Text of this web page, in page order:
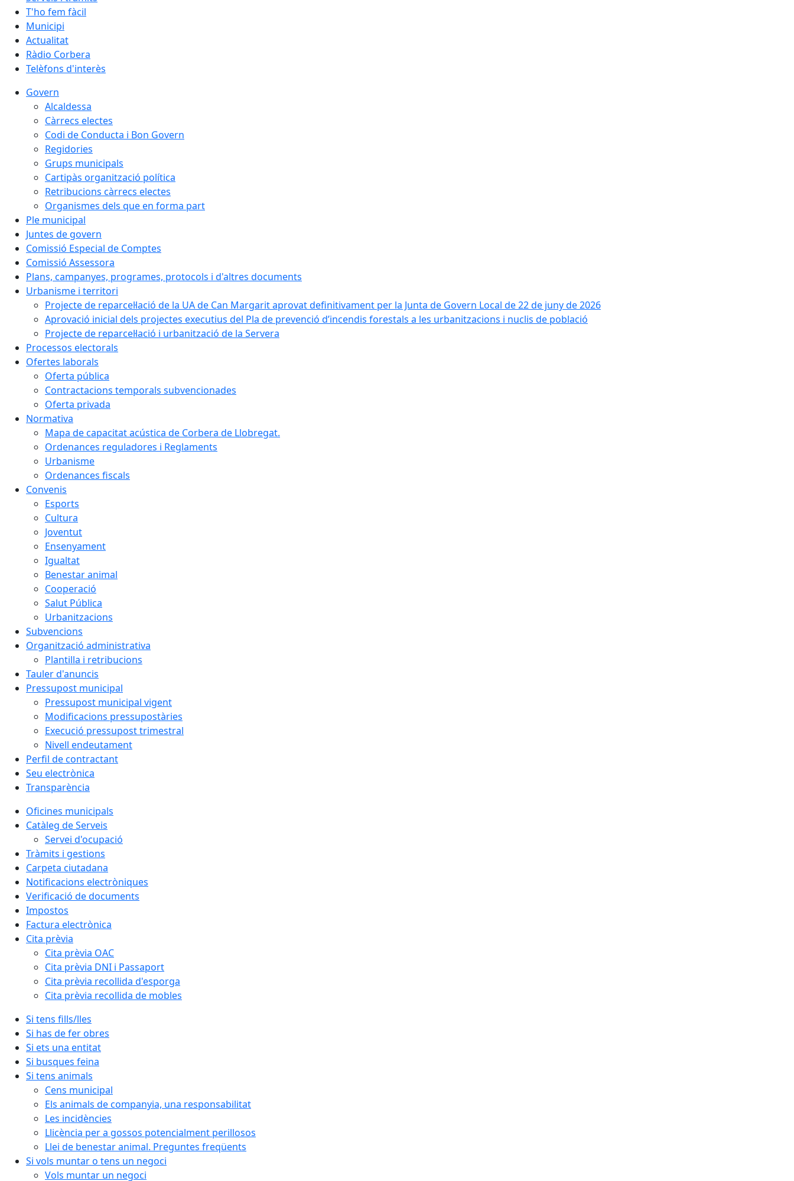
T'ho fem fàcil
Municipi
Actualitat
Ràdio Corbera
Telèfons d'interès
Govern
Alcaldessa
Càrrecs electes
Codi de Conducta i Bon Govern
Regidories
Grups municipals
Cartipàs organització política
Retribucions càrrecs electes
Organismes dels que en forma part
Ple municipal
Juntes de govern
Comissió Especial de Comptes
Comissió Assessora
Plans, campanyes, programes, protocols i d'altres documents
Urbanisme i territori
Projecte de reparcel·lació de la UA de Can Margarit aprovat definitivament per la Junta de Govern Local de 22 de juny de 2026
Aprovació inicial dels projectes executius del Pla de prevenció d’incendis forestals a les urbanitzacions i nuclis de població
Projecte de reparcel·lació i urbanització de la Servera
Processos electorals
Ofertes laborals
Oferta pública
Contractacions temporals subvencionades
Oferta privada
Normativa
Mapa de capacitat acústica de Corbera de Llobregat.
Ordenances reguladores i Reglaments
Urbanisme
Ordenances fiscals
Convenis
Esports
Cultura
Joventut
Ensenyament
Igualtat
Benestar animal
Cooperació
Salut Pública
Urbanitzacions
Subvencions
Organització administrativa
Plantilla i retribucions
Tauler d'anuncis
Pressupost municipal
Pressupost municipal vigent
Modificacions pressupostàries
Execució pressupost trimestral
Nivell endeutament
Perfil de contractant
Seu electrònica
Transparència
Oficines municipals
Catàleg de Serveis
Servei d'ocupació
Tràmits i gestions
Carpeta ciutadana
Notificacions electròniques
Verificació de documents
Impostos
Factura electrònica
Cita prèvia
Cita prèvia OAC
Cita prèvia DNI i Passaport
Cita prèvia recollida d'esporga
Cita prèvia recollida de mobles
Si tens fills/lles
Si has de fer obres
Si ets una entitat
Si busques feina
Si tens animals
Cens municipal
Els animals de companyia, una responsabilitat
Les incidències
Llicència per a gossos potencialment perillosos
Llei de benestar animal. Preguntes freqüents
Si vols muntar o tens un negoci
Vols muntar un negoci